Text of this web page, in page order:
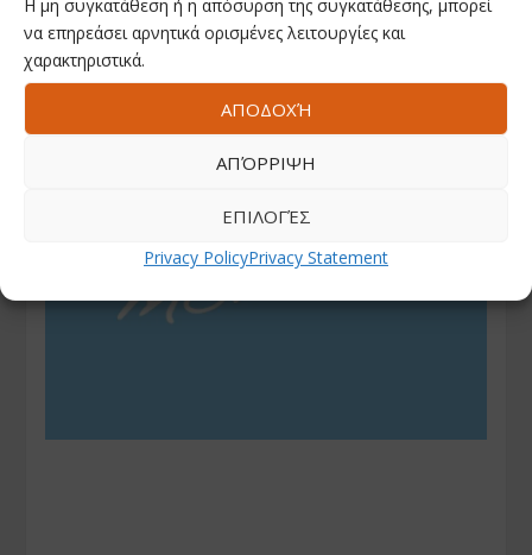
Η μη συγκατάθεση ή η απόσυρση της συγκατάθεσης, μπορεί
να επηρεάσει αρνητικά ορισμένες λειτουργίες και
χαρακτηριστικά.
ΑΠΟΔΟΧΉ
ΑΠΌΡΡΙΨΗ
ΕΠΙΛΟΓΈΣ
Privacy PolicyPrivacy Statement